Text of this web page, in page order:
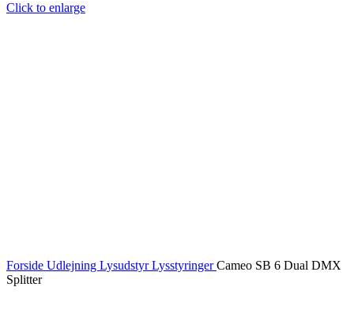
Click to enlarge
Forside Udlejning LysudstyrLysstyringerCameo SB 6 Dual DMX
Splitter